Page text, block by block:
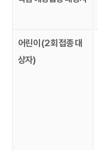
어린이 (2회 접종 대
상자)